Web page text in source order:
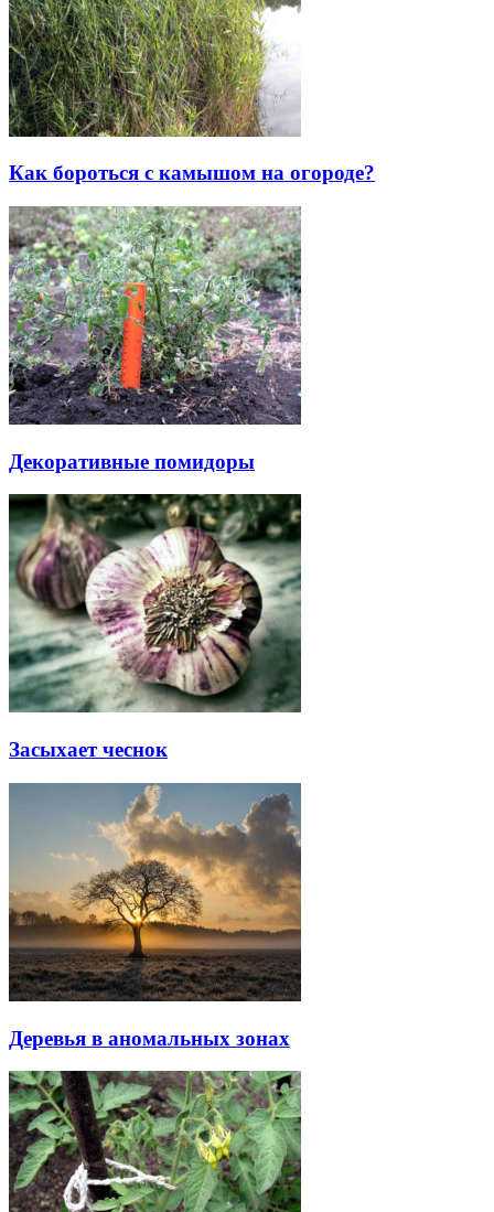
Как бороться с камышом на огороде?
Декоративные помидоры
Засыхает чеснок
Деревья в аномальных зонах